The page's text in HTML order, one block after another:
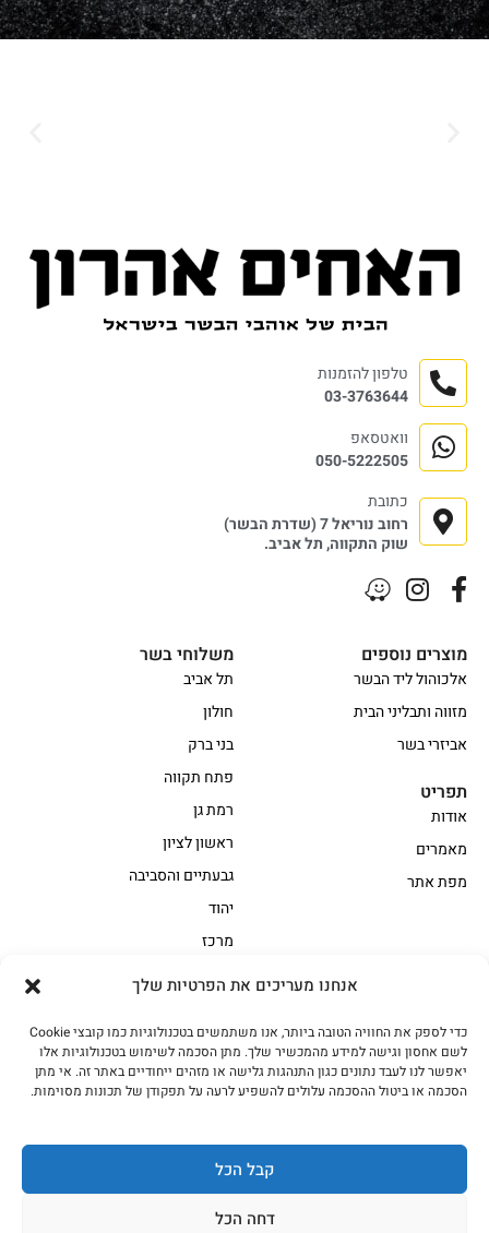
אנחנו מעריכים את הפרטיות שלך
כדי לספק את החוויה הטובה ביותר, אנו משתמשים בטכנולוגיות כמו קובצי Cookie
לשם אחסון וגישה למידע מהמכשיר שלך. מתן הסכמה לשימוש בטכנולוגיות אלו
יאפשר לנו לעבד נתונים כגון התנהגות גלישה או מזהים ייחודיים באתר זה. אי מתן
הסכמה או ביטול ההסכמה עלולים להשפיע לרעה על תפקודן של תכונות מסוימות.
קבל הכל
דחה הכל
אווז
בשר בקר משובח
בשר בקר עגלה משובח
בשר למעשנת
הודו
חלקים אחוריים
מיוחדי מסורת1
נתחי פנים
עוף
משלוחי בשר
תל אביב
חולון
בני ברק
פתח תקווה
רמת גן
ראשון לציון
גבעתיים והסביבה
יהוד
מרכז
מוצרים נוספים
אלכוהול ליד הבשר
מזווה ותבליני הבית
אביזרי בשר
תפריט
אודות
מאמרים
מפת אתר
טלפון להזמנות
03-3763644
וואטסאפ
050-5222505
כתובת
רחוב נוריאל 7 (שדרת הבשר)
שוק התקווה, תל אביב.